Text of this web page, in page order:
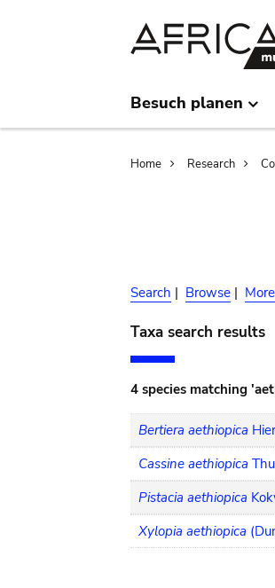
Besuch planen
Home Research
Search | Browse |
Taxa search results
4 species matching
Bertiera aethiopica
Cassine aethiopica
Pistacia aethiopica
Xylopia aethiopica